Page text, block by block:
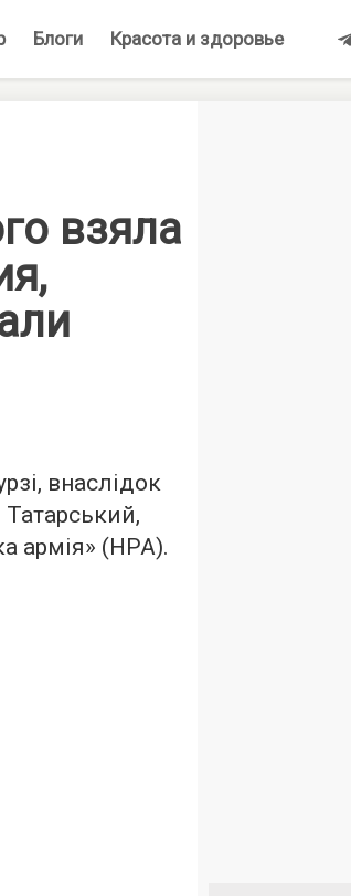
Блоги Красота и здоровье
взяла
внаслідок
армія» (НРА).